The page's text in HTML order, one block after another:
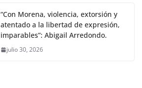
“Con Morena, violencia, extorsión y
atentado a la libertad de expresión,
imparables”: Abigail Arredondo.
julio 30, 2026